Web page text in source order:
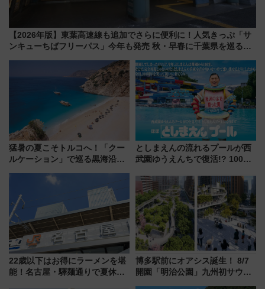
【2026年版】東葉高速線も追加でさらに便利に！人気きっぷ「サ
ンキューちばフリーパス」今年も発売 秋・早春に千葉県を巡るな
猛暑の夏こそトルコへ！「クー
ルケーション」で巡る黒海沿岸
連検索数が前年比237％増、ナ
ショジオも認める『2026年に訪
れるべき世界の旅先』
としまえんの流れるプールが西
武園ゆうえんちで復活!? 100周
イダー」に注目 2026年夏は所
沢へ遊びに行こう
22歳以下はお得にラーメンを堪
能！名古屋・驛麺通りで夏休み
博多駅前にオアシス誕生！ 8/7
開園「明治公園」九州初サウナ